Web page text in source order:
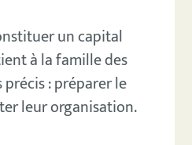
un capital
à la famille des
: préparer le
leur organisation.